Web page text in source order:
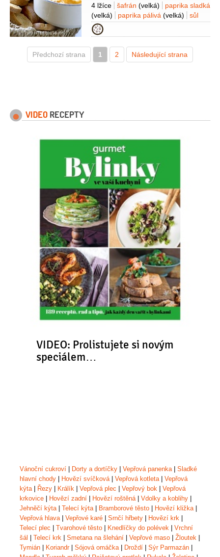
4 lžíce
šafrán (velká)
paprika sladká
(velká)
paprika pálivá (velká)
sůl
(velká)
Kategorie
Předchozí strana 1 2 Následující strana
VIDEO RECEPTY
VIDEO: Prolistujete si novým
speciálem…
Vánoční cukroví Dorty a dortíčky Vepřová panenka| Sladké
hlavní chody
Hovězí svíčková| Vepřová kotleta| Vepřová
kýta| Řezy Králík Vepřová plec Vepřový bok
Vepřová
krkovice
Hovězí zadní Hovězí roštěná| Vdolky a koblihy
Jehněčí kýta| Telecí kýta| Bramborové těsto Hovězí kližka|
Vepřová hlava| Vepřové karé Srnčí hřbety Hovězí krk
Telecí plec
Tvarohové těsto Knedlíčky do polévek
Vrchní
šál
Telecí krk Smetana na šlehání Vepřové maso Žloutek
Tymián
Koriandr| Sójová omáčka| Droždí Sýr Parmazán